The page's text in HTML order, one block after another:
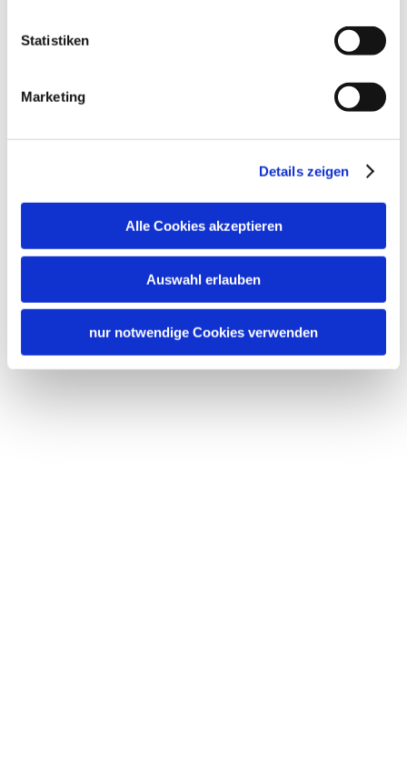
Statistiken
Marketing
Details zeigen
Alle Cookies akzeptieren
Auswahl erlauben
nur notwendige Cookies verwenden